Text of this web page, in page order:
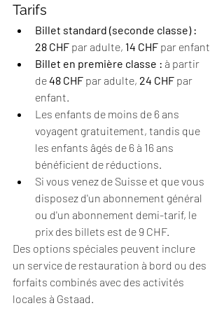
Tarifs
Billet standard (seconde classe) :
28 CHF par adulte, 14 CHF par enfant
Billet en première classe : à partir
de 48 CHF par adulte, 24 CHF par
enfant.
Les enfants de moins de 6 ans
voyagent gratuitement, tandis que
les enfants âgés de 6 à 16 ans
bénéficient de réductions.
Si vous venez de Suisse et que vous
disposez d'un abonnement général
ou d'un abonnement demi-tarif, le
prix des billets est de 9 CHF.
Des options spéciales peuvent inclure
un service de restauration à bord ou des
forfaits combinés avec des activités
locales à Gstaad.